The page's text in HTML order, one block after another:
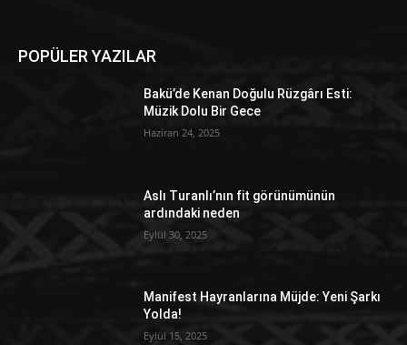
POPÜLER YAZILAR
Bakü’de Kenan Doğulu Rüzgârı Esti:
Müzik Dolu Bir Gece
Haziran 24, 2025
Aslı Turanlı’nın fit görünümünün
ardındaki neden
Eylül 30, 2025
Manifest Hayranlarına Müjde: Yeni Şarkı
Yolda!
Eylül 15, 2025